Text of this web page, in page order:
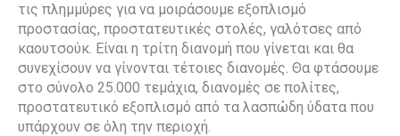
τις πλημμύρες για να μοιράσουμε εξοπλισμό
προστασίας, προστατευτικές στολές, γαλότσες από
καουτσούκ. Είναι η τρίτη διανομή που γίνεται και θα
συνεχίσουν να γίνονται τέτοιες διανομές. Θα φτάσουμε
στο σύνολο 25.000 τεμάχια, διανομές σε πολίτες,
προστατευτικό εξοπλισμό από τα λασπώδη ύδατα που
υπάρχουν σε όλη την περιοχή.